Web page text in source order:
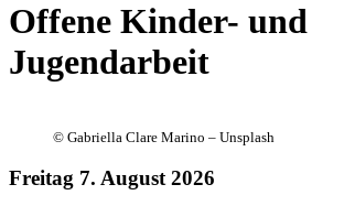
Offene Kinder- und
Jugendarbeit
© Gabriella Clare Marino – Unsplash
Freitag 7. August 2026